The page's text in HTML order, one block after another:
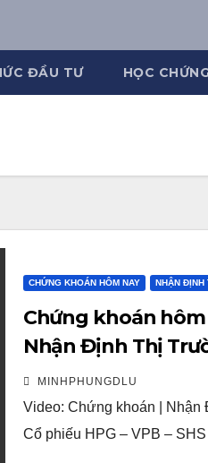
ĐẦU TƯ HỌC
CHỨNG KHOÁN HÔM NAY NHẬN ĐỊNH
Chứng khoán hôm
Nhận Định Thị
khoán | Cổ phiếu
đã mang về lợi
MINHPHUNGDLU
Video: Chứng khoán | Nhận
Cổ phiếu HPG – VPB –